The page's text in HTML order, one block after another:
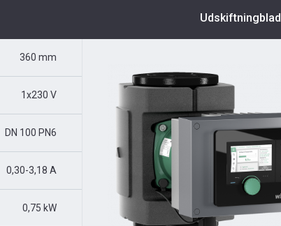
Udskiftningblad
360 mm
1x230 V
DN 100 PN6
0,30-3,18 A
0,75 kW